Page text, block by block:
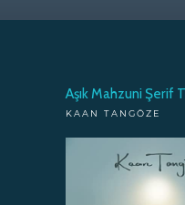
Aşık Mahzuni Şerif
KAAN TANGÖZE